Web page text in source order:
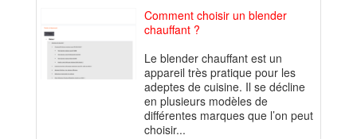
Comment choisir un blender
chauffant ?
Le blender chauffant est un
appareil très pratique pour les
adeptes de cuisine. Il se décline
en plusieurs modèles de
différentes marques que l’on peut
choisir...